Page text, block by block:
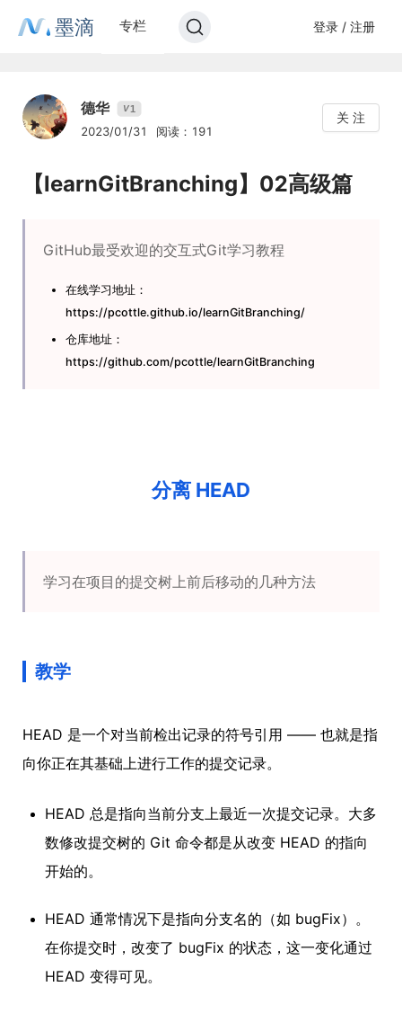
墨滴 专栏 登录 / 注册
德华 V1
2023/01/31 阅读：191
关 注
【learnGitBranching】02高级篇
GitHub最受欢迎的交互式Git学习教程
在线学习地址：
https://pcottle.github.io/learnGitBranching/
仓库地址：
https://github.com/pcottle/learnGitBranching
分离 HEAD
学习在项目的提交树上前后移动的几种方法
教学
HEAD 是一个对当前检出记录的符号引用 —— 也就是指
向你正在其基础上进行工作的提交记录。
HEAD 总是指向当前分支上最近一次提交记录。大多
数修改提交树的 Git 命令都是从改变 HEAD 的指向
开始的。
HEAD 通常情况下是指向分支名的（如 bugFix）。
在你提交时，改变了 bugFix 的状态，这一变化通过
HEAD 变得可见。